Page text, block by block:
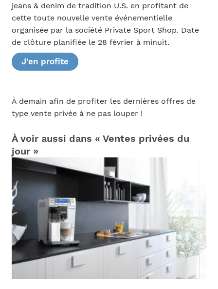
jeans & denim de tradition U.S. en profitant de
cette toute nouvelle vente événementielle
organisée par la société Private Sport Shop. Date
de clôture planifiée le 28 février à minuit.
J’en profite
À demain afin de profiter les dernières offres de
type vente privée à ne pas louper !
À voir aussi dans « Ventes privées du
jour »